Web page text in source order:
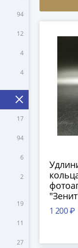
94
12
4
4
17
94
6
2
19
11
27
1 200 ₽